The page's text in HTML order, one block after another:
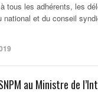
tous les adhérents, les
national et du conseil
au Ministre de